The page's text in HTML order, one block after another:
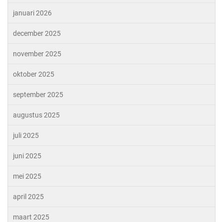
januari 2026
december 2025
november 2025
oktober 2025
september 2025
augustus 2025
juli 2025
juni 2025
mei 2025
april 2025
maart 2025